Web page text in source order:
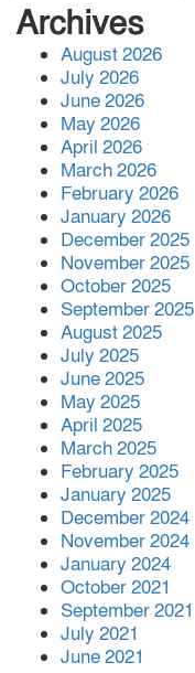
Archives
August 2026
July 2026
June 2026
May 2026
April 2026
March 2026
February 2026
January 2026
December 2025
November 2025
October 2025
September 2025
August 2025
July 2025
June 2025
May 2025
April 2025
March 2025
February 2025
January 2025
December 2024
November 2024
January 2024
October 2021
September 2021
July 2021
June 2021